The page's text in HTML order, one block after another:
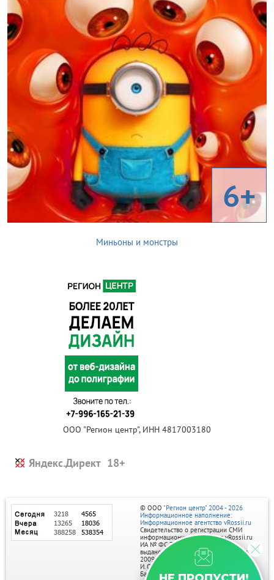
6+
Миньоны и монстры
ООО "Регион центр", ИНН 4817003180
Яндекс.Директ
© ООО "Регион центр" 2004 - 2026
Информационное наполнение:
Информационное агентство vRossii.ru
Свидетельство о регистрации СМИ
информационного агентства vRossii.ru
ИА № ФС 77‑35502
выдано РОСКОМНАДЗОРом 04 марта
2009г.
И. О. Главного редактора Нарыков А. Н.
Баннеры на портале размещаются на